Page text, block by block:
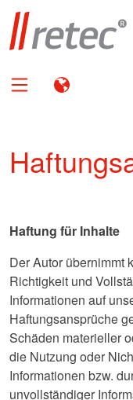
Haftung für Inhalte
Der Autor übernimmt
Richtigkeit und
Informationen auf
Haftungsansprüche
Schäden materieller
die Nutzung oder
Informationen bzw.
unvollständiger